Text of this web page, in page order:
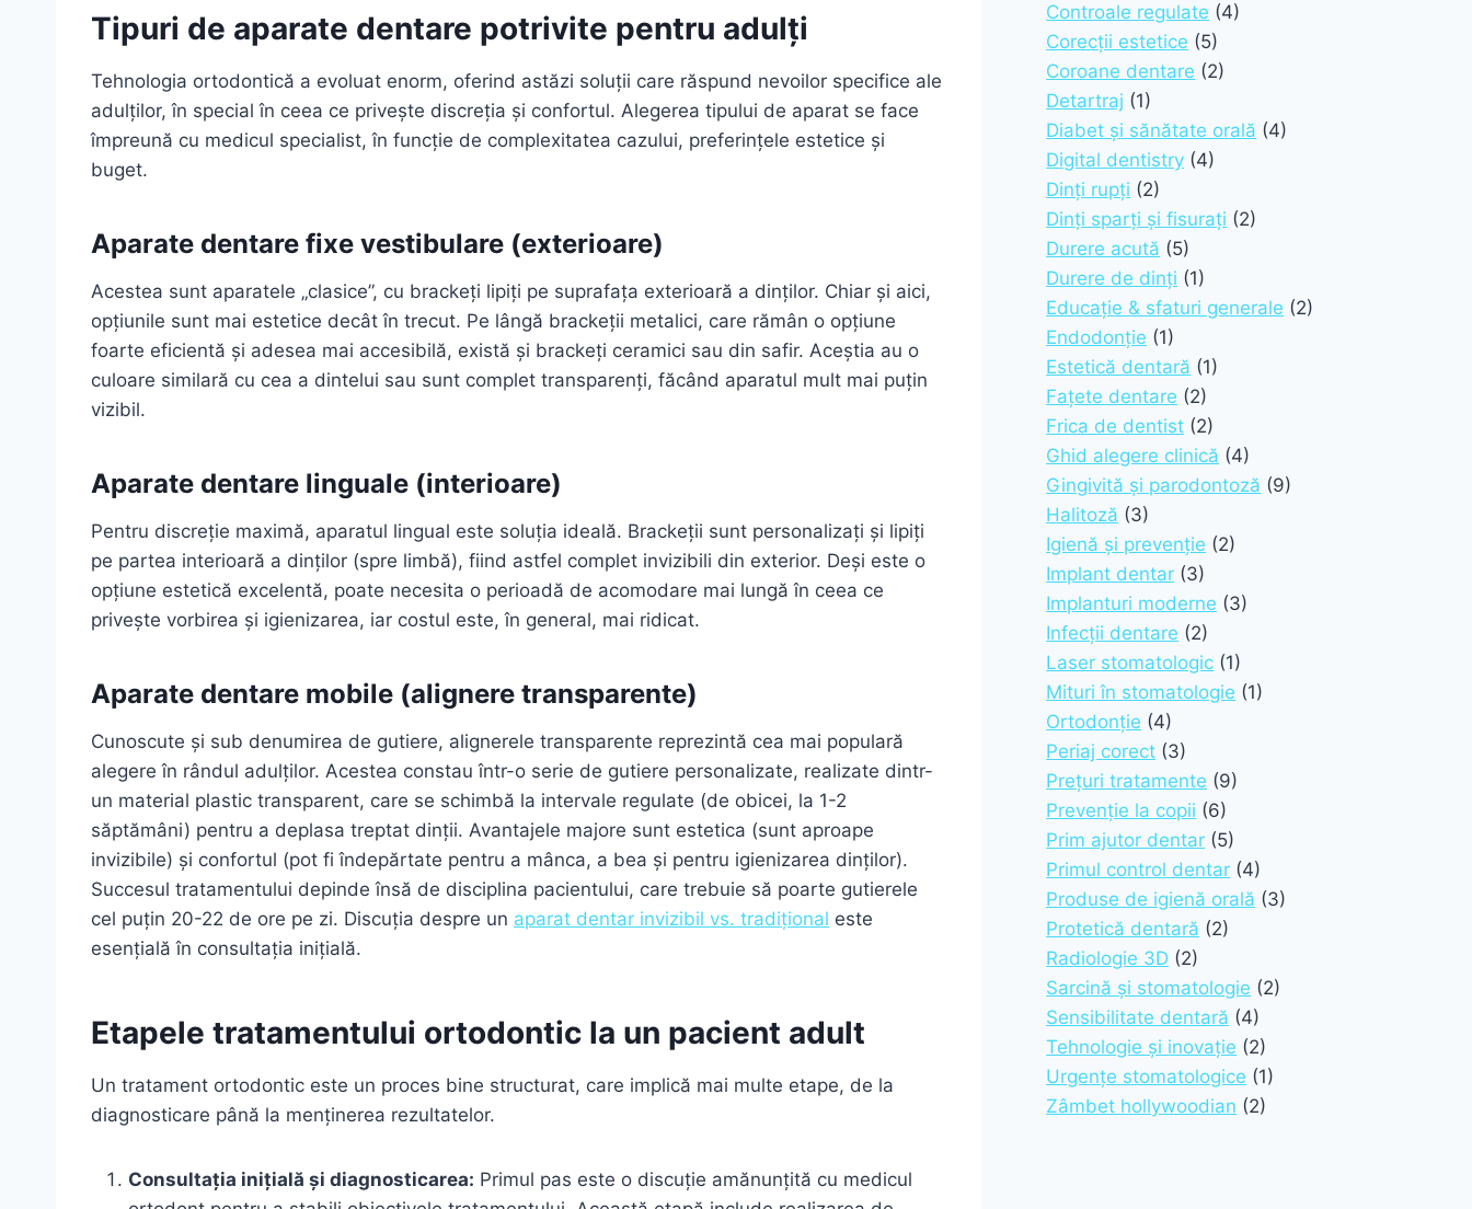
Tipuri de aparate dentare potrivite pentru adulți
Tehnologia ortodontică a evoluat enorm, oferind astăzi soluții care răspund nevoilor specifice ale
adulților, în special în ceea ce privește discreția și confortul. Alegerea tipului de aparat se face
împreună cu medicul specialist, în funcție de complexitatea cazului, preferințele estetice și
buget.
Aparate dentare fixe vestibulare (exterioare)
Acestea sunt aparatele „clasice”, cu brackeți lipiți pe suprafața exterioară a dinților. Chiar și aici,
opțiunile sunt mai estetice decât în trecut. Pe lângă brackeții metalici, care rămân o opțiune
foarte eficientă și adesea mai accesibilă, există și brackeți ceramici sau din safir. Aceștia au o
culoare similară cu cea a dintelui sau sunt complet transparenți, făcând aparatul mult mai puțin
vizibil.
Aparate dentare linguale (interioare)
Pentru discreție maximă, aparatul lingual este soluția ideală. Brackeții sunt personalizați și lipiți
pe partea interioară a dinților (spre limbă), fiind astfel complet invizibili din exterior. Deși este o
opțiune estetică excelentă, poate necesita o perioadă de acomodare mai lungă în ceea ce
privește vorbirea și igienizarea, iar costul este, în general, mai ridicat.
Aparate dentare mobile (alignere transparente)
Cunoscute și sub denumirea de gutiere, alignerele transparente reprezintă cea mai populară
alegere în rândul adulților. Acestea constau într-o serie de gutiere personalizate, realizate dintr-
un material plastic transparent, care se schimbă la intervale regulate (de obicei, la 1-2
săptămâni) pentru a deplasa treptat dinții. Avantajele majore sunt estetica (sunt aproape
invizibile) și confortul (pot fi îndepărtate pentru a mânca, a bea și pentru igienizarea dinților).
Succesul tratamentului depinde însă de disciplina pacientului, care trebuie să poarte gutierele
cel puțin 20-22 de ore pe zi. Discuția despre un aparat dentar invizibil vs. tradițional este
esențială în consultația inițială.
Etapele tratamentului ortodontic la un pacient adult
Un tratament ortodontic este un proces bine structurat, care implică mai multe etape, de la
diagnosticare până la menținerea rezultatelor.
Consultația inițială și diagnosticarea: Primul pas este o discuție amănunțită cu medicul
Controale regulate (4)
Corecții estetice (5)
Coroane dentare (2)
Detartraj (1)
Diabet și sănătate orală (4)
Digital dentistry (4)
Dinți rupți (2)
Dinți sparți și fisurați (2)
Durere acută (5)
Durere de dinți (1)
Educație & sfaturi generale (2)
Endodonție (1)
Estetică dentară (1)
Fațete dentare (2)
Frica de dentist (2)
Ghid alegere clinică (4)
Gingivită și parodontoză (9)
Halitoză (3)
Igienă și prevenție (2)
Implant dentar (3)
Implanturi moderne (3)
Infecții dentare (2)
Laser stomatologic (1)
Mituri în stomatologie (1)
Ortodonție (4)
Periaj corect (3)
Prețuri tratamente (9)
Prevenție la copii (6)
Prim ajutor dentar (5)
Primul control dentar (4)
Produse de igienă orală (3)
Protetică dentară (2)
Radiologie 3D (2)
Sarcină și stomatologie (2)
Sensibilitate dentară (4)
Tehnologie și inovație (2)
Urgențe stomatologice (1)
Zâmbet hollywoodian (2)